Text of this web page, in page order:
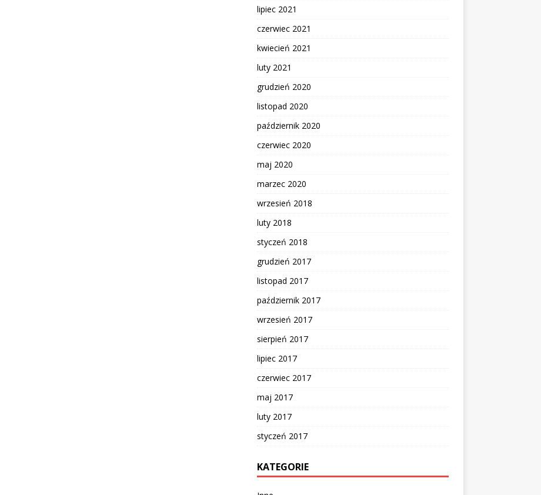
lipiec 2021
czerwiec 2021
kwiecień 2021
luty 2021
grudzień 2020
listopad 2020
październik 2020
czerwiec 2020
maj 2020
marzec 2020
wrzesień 2018
luty 2018
styczeń 2018
grudzień 2017
listopad 2017
październik 2017
wrzesień 2017
sierpień 2017
lipiec 2017
czerwiec 2017
maj 2017
luty 2017
styczeń 2017
KATEGORIE